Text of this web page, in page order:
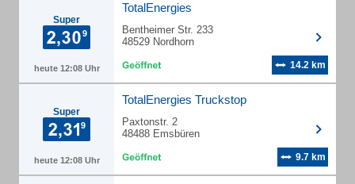
Super
heute 12:08 Uhr
TotalEnergies
Bentheimer Str. 233
48529 Nordhorn
14.2 km
Super
heute 12:08 Uhr
TotalEnergies Truckstop
Paxtonstr. 2
48488 Emsbüren
9.7 km